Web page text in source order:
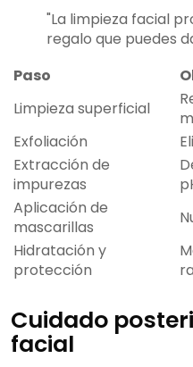
"La limpieza facial
regalo que puedes
Paso
Limpieza superficial
Exfoliación
Extracción de
impurezas
Aplicación de
mascarillas
Hidratación y
protección
Cuidado
facial